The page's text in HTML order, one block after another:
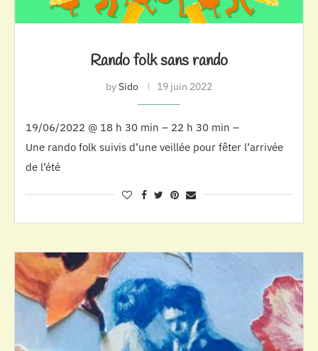
Rando folk sans rando
bySido 19 juin 2022
19/06/2022 @ 18 h 30 min – 22 h 30 min –
Une rando folk suivis d’une veillée pour fêter l’arrivée
de l’été